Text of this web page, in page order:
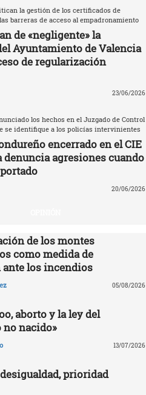
la gestión de los certificados de
barreras de acceso al empadronamiento
de «negligente» la
Ayuntamiento de Valencia
de regularización
23/06/2026
los hechos en el Juzgado de Control
se identifique a los policías intervinientes
encerrado en el CIE
denuncia agresiones cuando
20/06/2026
de los montes
como medida de
los incendios
05/08/2026
aborto y la ley del
no nacido»
13/07/2026
prioridad